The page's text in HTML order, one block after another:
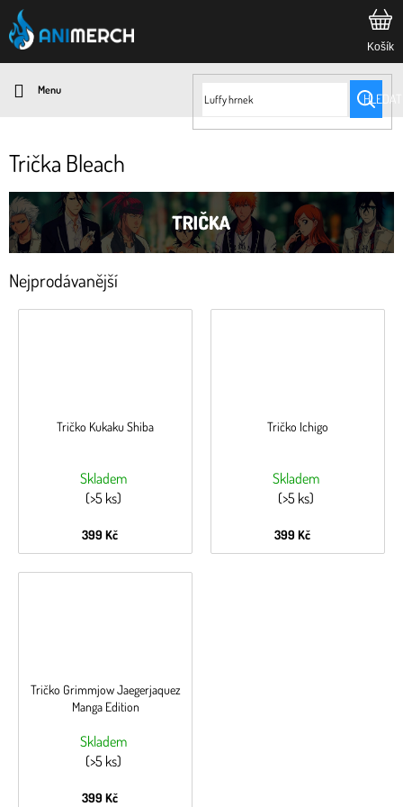
Přejít
na
obsah
HLEDAT
Trička Bleach
Nejprodávanější
Tričko Kukaku Shiba
Skladem
(>5 ks)
399 Kč
Tričko Ichigo
Skladem
(>5 ks)
399 Kč
Tričko Grimmjow Jaegerjaquez
Manga Edition
Skladem
(>5 ks)
399 Kč